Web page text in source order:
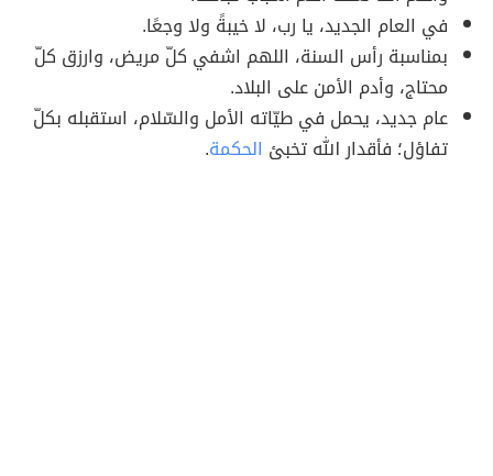
في العام الجديد، يا رب، لا خيبةً ولا وجعًا.
بمناسبة رأس السنة، اللهم اشفي كلّ مريض، وارزق كلّ
محتاج، وأدم الأمن على البلاد.
عام جديد، يحمل في طيّاته الأمل والسّلام، استقبله بكلّ
تفاؤل؛ فأقدار الله تخبئ الحكمة.